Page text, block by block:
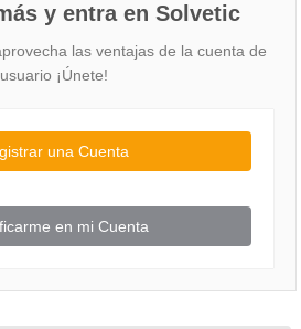
y entra en Solvetic
las ventajas de la cuenta de
usuario ¡Únete!
una Cuenta
en mi Cuenta